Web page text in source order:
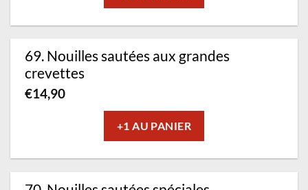
69. Nouilles sautées aux grandes
crevettes
€14,90
+1 AU PANIER